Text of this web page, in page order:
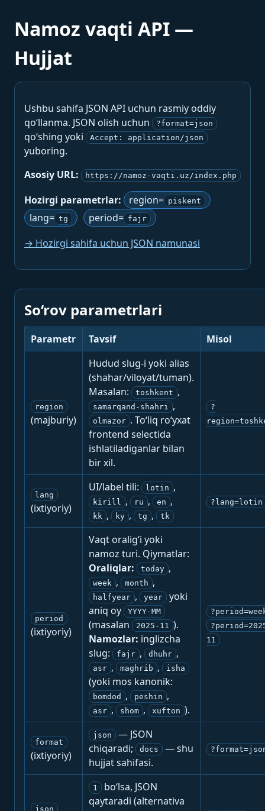
Namoz vaqti API —
Hujjat
Ushbu sahifa JSON API uchun rasmiy oddiy
qo‘llanma. JSON olish uchun
?format=json
qo‘shing yoki Accept: application/json
yuboring.
Asosiy URL:
https://namoz-vaqti.uz/index.php
Hozirgi parametrlar: region= piskent
lang= tg period= fajr
→ Hozirgi sahifa uchun JSON namunasi
So‘rov parametrlari
Parametr Tavsif Misol
region
(majburiy)
Hudud slug-i yoki alias
(shahar/viloyat/tuman).
Masalan:
toshkent ,
samarqand-shahri ,
olmazor . To‘liq ro‘yxat
frontend selectida
ishlatiladiganlar bilan
bir xil.
?
lang
(ixtiyoriy)
UI/label tili: lotin ,
kirill , ru , en ,
kk , ky , tg , tk
?lang=lotin
period
(ixtiyoriy)
Vaqt oralig‘i yoki
namoz turi. Qiymatlar:
Oraliqlar:
today ,
week , month ,
halfyear , year
yoki
aniq oy
YYYY-MM
(masalan 2025-11 ).
Namozlar: inglizcha
slug:
fajr , dhuhr ,
asr , maghrib , isha
(yoki mos kanonik:
bomdod , peshin ,
asr , shom , xufton ).
11
format
(ixtiyoriy)
json
— JSON
chiqaradi;
docs
— shu
hujjat sahifasi.
json
1
bo‘lsa, JSON
qaytaradi (alternativa